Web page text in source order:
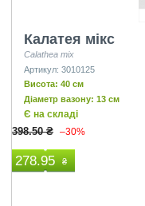
Калатея мікс
Calathea mix
Артикул: 3010125
Висота: 40 см
Діаметр вазону: 13 см
Є на складі
398.50 ₴ –30%
278.95 ₴